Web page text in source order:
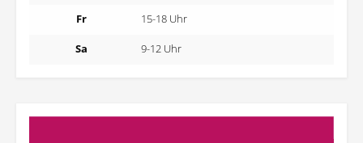
Fr 15-18 Uhr
Sa 9-12 Uhr